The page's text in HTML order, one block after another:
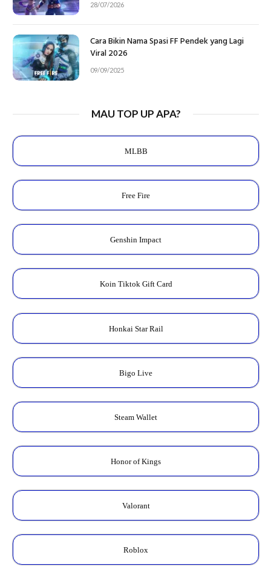
28/07/2026
Cara Bikin Nama Spasi FF Pendek yang Lagi
Viral 2026
09/09/2025
MAU TOP UP APA?
MLBB
Free Fire
Genshin Impact
Koin Tiktok Gift Card
Honkai Star Rail
Bigo Live
Steam Wallet
Honor of Kings
Valorant
Roblox